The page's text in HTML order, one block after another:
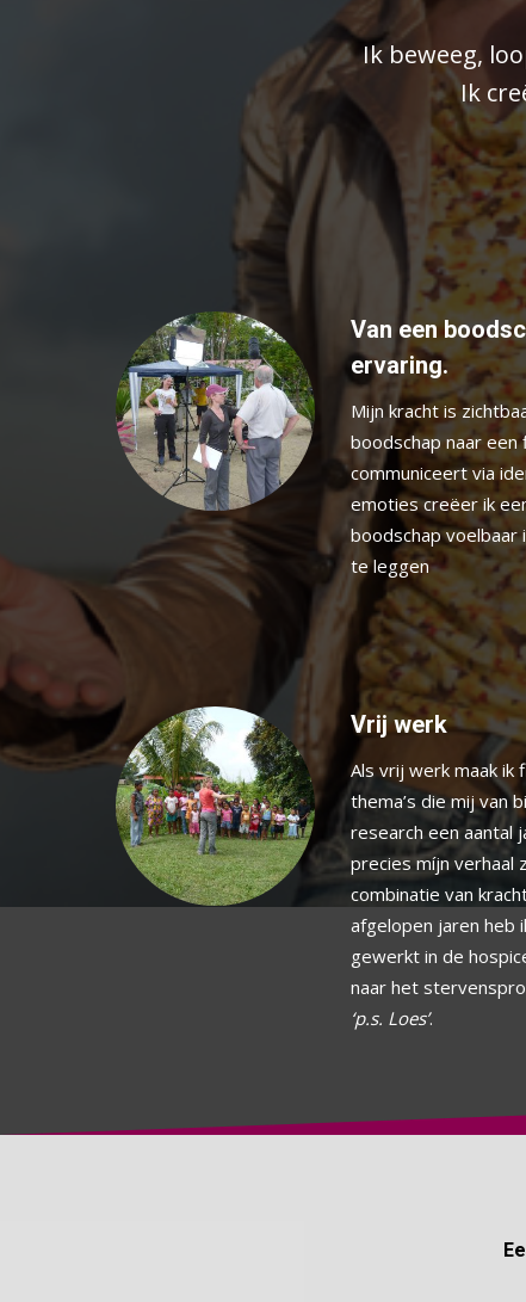
Ik beweeg,
Ik
Van een
ervaring.
Mijn kracht is
boodschap naar een
communiceert via
emoties creëer ik
boodschap
te leggen
Vrij werk
Als vrij werk maak ik
thema’s die mij van
research een aantal
precies míjn verhaal
combinatie van
afgelopen jaren heb
gewerkt in de
naar het
‘p.s. Loes’.